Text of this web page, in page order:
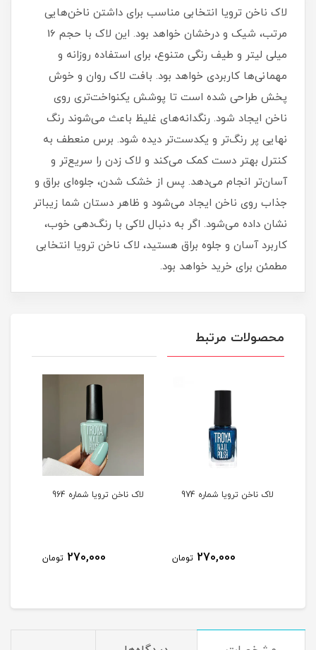
لاک ناخن ترویا انتخابی مناسب برای داشتن ناخن‌هایی
مرتب، شیک و درخشان خواهد بود. این لاک با حجم 16
میلی‌ لیتر و طیف رنگی متنوع، برای استفاده روزانه و
مهمانی‌ها کاربردی خواهد بود. بافت لاک روان و خوش‌
پخش طراحی شده است تا پوشش یکنواخت‌تری روی
ناخن ایجاد شود. رنگدانه‌های غلیظ باعث می‌شوند رنگ
نهایی پر رنگ‌تر و یکدست‌تر دیده شود. برس منعطف به
کنترل بهتر دست کمک می‌کند و لاک زدن را سریع‌تر و
آسان‌تر انجام می‌دهد. پس از خشک شدن، جلوه‌ای براق و
جذاب روی ناخن ایجاد می‌شود و ظاهر دستان شما زیباتر
نشان داده می‌شود. اگر به دنبال لاکی با رنگ‌دهی خوب،
کاربرد آسان و جلوه براق هستید، لاک ناخن ترویا انتخابی
مطمئن برای خرید خواهد بود.
محصولات مرتبط
لاک ناخن ترویا شماره 974
270,000 تومان
لاک ناخن ترویا شماره 964
270,000 تومان